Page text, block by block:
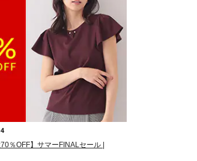
％OFF】サマーFINALセール |